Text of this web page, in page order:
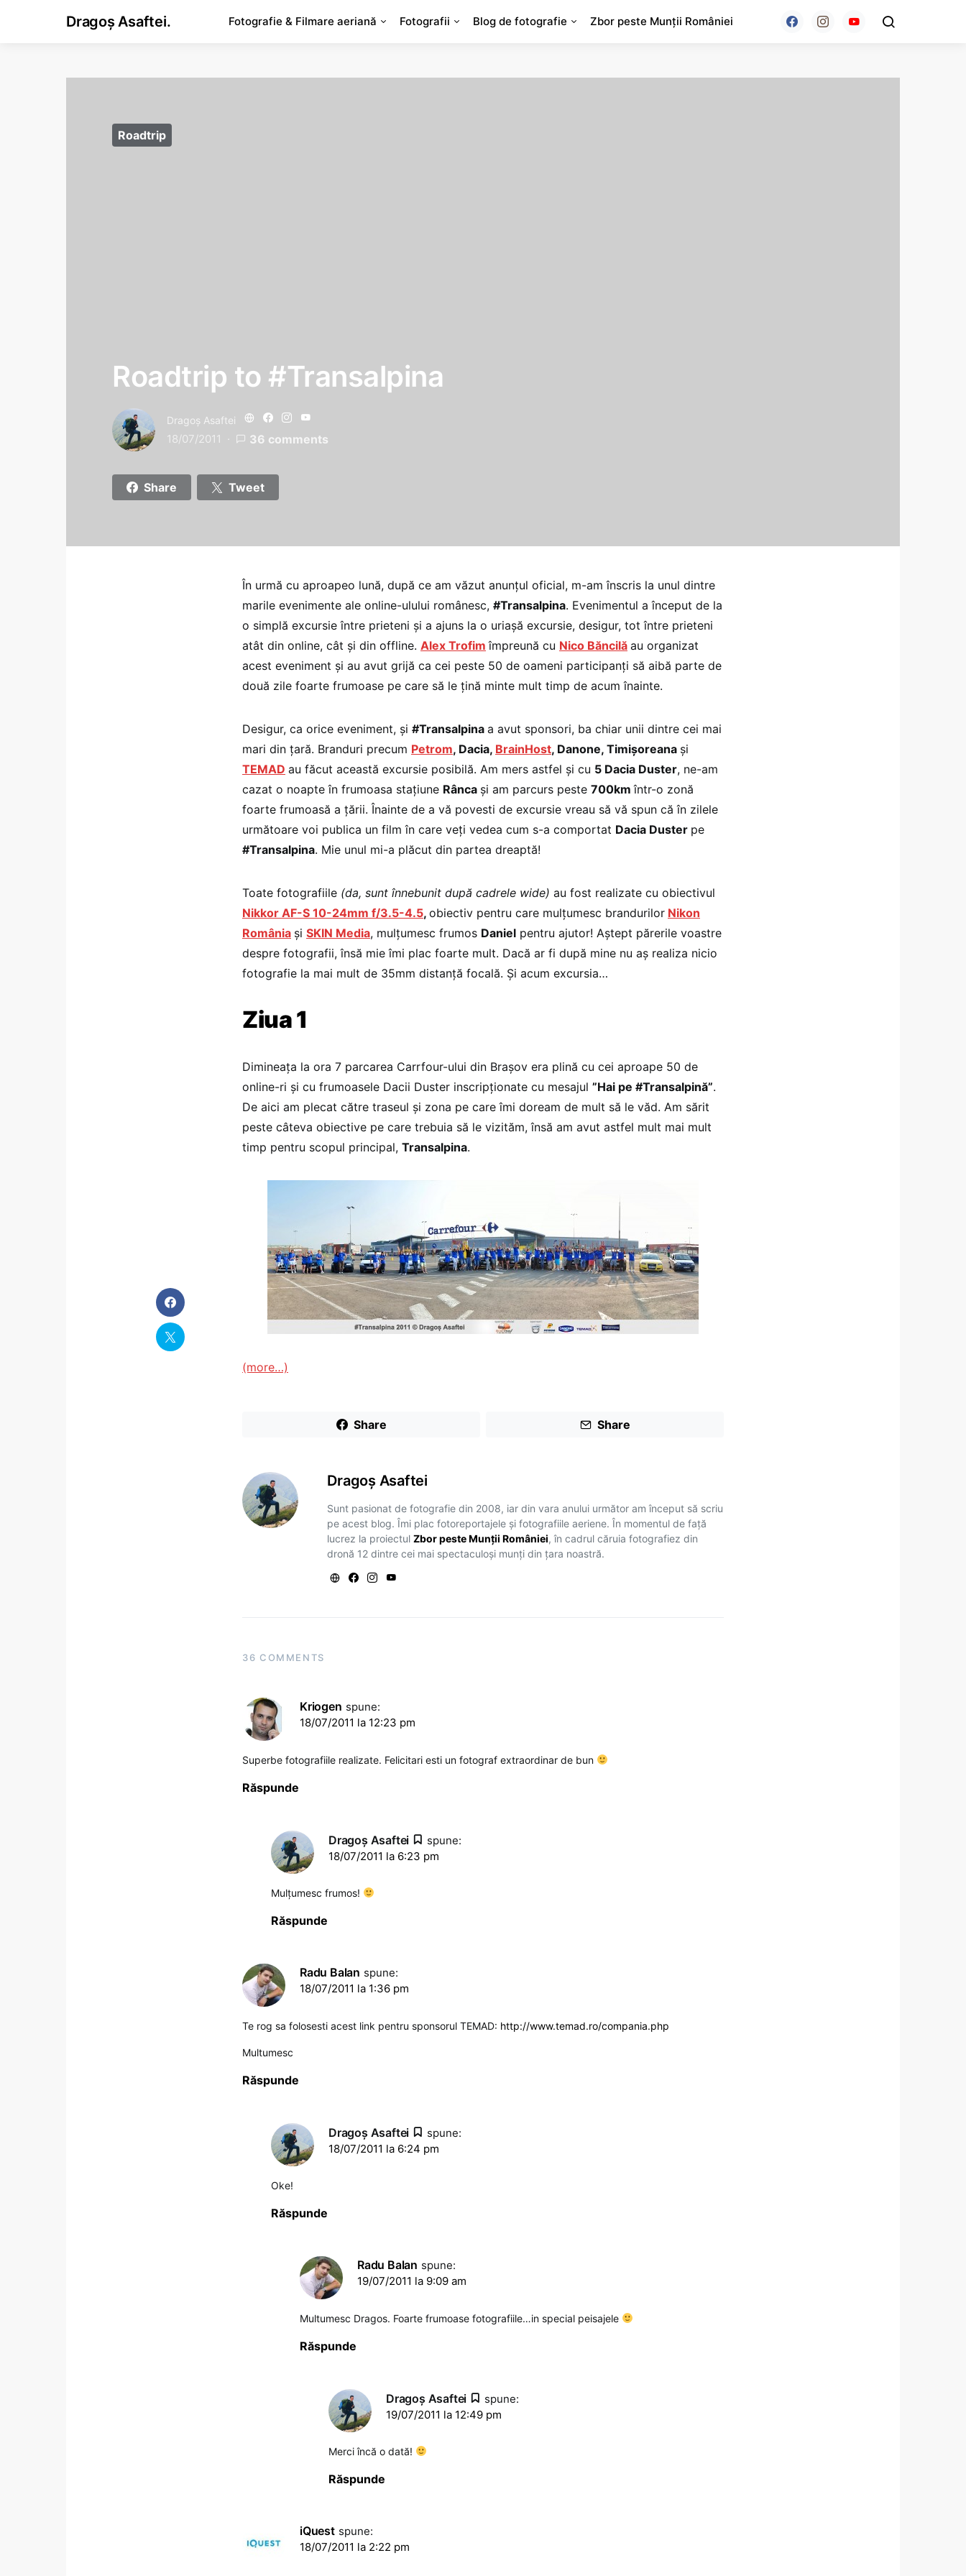
Dragoș Asaftei. Fotografie & Filmare aeriană Fotografii Blog de fotografie Zbor peste Munții României
Roadtrip
Roadtrip to #Transalpina
Dragoş Asaftei
18/07/2011 36 comments
Share Tweet
În urmă cu aproapeo lună, după ce am văzut anunțul oficial, m-am înscris la unul dintre
marile evenimente ale online-ulului românesc, #Transalpina. Evenimentul a început de la
o simplă excursie între prieteni și a ajuns la o uriașă excursie, desigur, tot între prieteni
atât din online, cât și din offline. Alex Trofim împreună cu Nico Băncilă au organizat
acest eveniment și au avut grijă ca cei peste 50 de oameni participanți să aibă parte de
două zile foarte frumoase pe care să le țină minte mult timp de acum înainte.
Desigur, ca orice eveniment, și #Transalpina a avut sponsori, ba chiar unii dintre cei mai
mari din țară. Branduri precum Petrom, Dacia, BrainHost, Danone, Timișoreana și
TEMAD au făcut această excursie posibilă. Am mers astfel și cu 5 Dacia Duster, ne-am
cazat o noapte în frumoasa stațiune Rânca și am parcurs peste 700kmîntr-o zonă
foarte frumoasă a țării. Înainte de a vă povesti de excursie vreau să vă spun că în zilele
următoare voi publica un film în care veți vedea cum s-a comportat Dacia Duster pe
#Transalpina. Mie unul mi-a plăcut din partea dreaptă!
Toate fotografiile (da, sunt înnebunit după cadrele wide) au fost realizate cu obiectivul
Nikkor AF-S 10-24mm f/3.5-4.5, obiectiv pentru care mulțumesc brandurilor Nikon
România și SKIN Media, mulțumesc frumos Daniel pentru ajutor! Aștept părerile voastre
despre fotografii, însă mie îmi plac foarte mult. Dacă ar fi după mine nu aș realiza nicio
fotografie la mai mult de 35mm distanță focală. Și acum excursia…
Ziua 1
Dimineața la ora 7 parcarea Carrfour-ului din Brașov era plină cu cei aproape 50 de
online-ri și cu frumoasele Dacii Duster inscripționate cu mesajul ”Hai pe #Transalpină”.
De aici am plecat către traseul și zona pe care îmi doream de mult să le văd. Am sărit
peste câteva obiective pe care trebuia să le vizităm, însă am avut astfel mult mai mult
timp pentru scopul principal, Transalpina.
(more…)
Share Share
Dragoş Asaftei
Sunt pasionat de fotografie din 2008, iar din vara anului următor am început să scriu
pe acest blog. Îmi plac fotoreportajele și fotografiile aeriene. În momentul de față
lucrez la proiectulZbor peste Munții României, în cadrul căruia fotografiez din
dronă 12 dintre cei mai spectaculoși munți din țara noastră.
36 COMMENTS
Kriogen spune:
18/07/2011 la 12:23 pm
Superbe fotografiile realizate. Felicitari esti un fotograf extraordinar de bun
Răspunde
Dragoş Asaftei
spune:
18/07/2011 la 6:23 pm
Mulțumesc frumos!
Răspunde
Radu Balan spune:
18/07/2011 la 1:36 pm
Te rog sa folosesti acest link pentru sponsorul TEMAD: http://www.temad.ro/compania.php
Multumesc
Răspunde
Dragoş Asaftei
spune:
18/07/2011 la 6:24 pm
Oke!
Răspunde
Radu Balan spune:
19/07/2011 la 9:09 am
Multumesc Dragos. Foarte frumoase fotografiile…in special peisajele
Răspunde
Dragoş Asaftei
spune:
19/07/2011 la 12:49 pm
Merci încă o dată!
Răspunde
iQuest spune:
18/07/2011 la 2:22 pm